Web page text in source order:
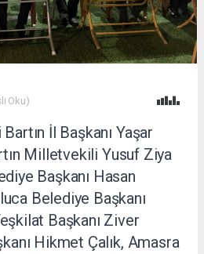
Oku)
İl Başkanı Yaşar
Milletvekili Yusuf Ziya
Başkanı Hasan
Belediye Başkanı
Başkanı Ziver
Hikmet Çalık, Amasra